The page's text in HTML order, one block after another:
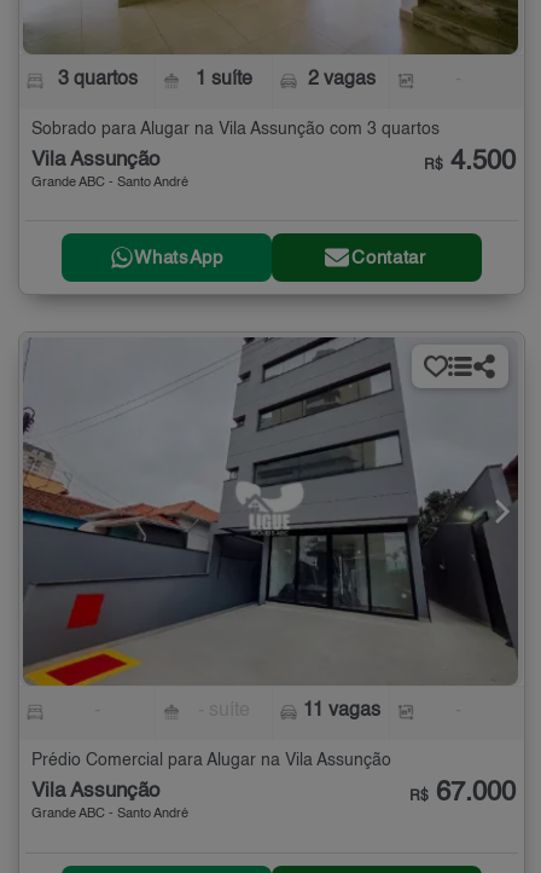
3 quartos 1 suíte 2 vagas
Sobrado para Alugar na Vila Assunção com 3 quartos
Vila Assunção
Grande ABC - Santo André
R$ 4.500
WhatsApp Contatar
11 vagas
Prédio Comercial para Alugar na Vila Assunção
Vila Assunção
Grande ABC - Santo André
R$ 67.000